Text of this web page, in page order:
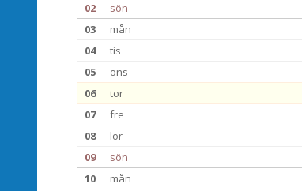
02
sön
03
mån
04
tis
05
ons
06
tor
07
fre
08
lör
09
sön
10
mån